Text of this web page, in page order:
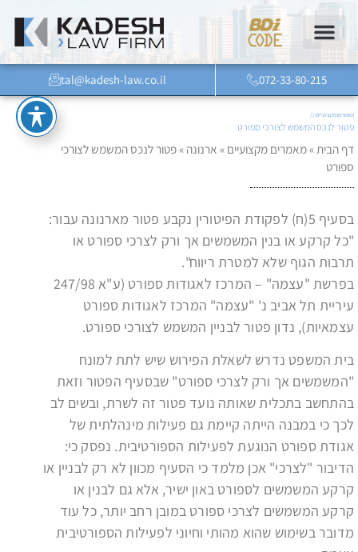
072-33-80-215
tal@kadesh-law.co.il
מאמרים מקצועיים //
פטור לנכס המשמש לצורכי ספורט
דף הבית »מאמרים מקצועיים » ארנונה »פטור לנכס המשמש לצורכי
ספורט
בסעיף 5(ח) לפקודת הפיטורין נקבע פטור מארנונה עבור:
"כל קרקע או בנין המשמשים אך ורק לצרכי ספורט או
תרבות הגוף שלא למטרת ריווח".
בפרשת "עצמה" – המרכז לאגודות ספורט (ע"א 247/98
עיריית תל אביב נ' "עצמה" המרכז לאגודות ספורט
עצמאיות), נדון פטור לבניין המשמש לצורכי ספורט.
בית המשפט נדרש לשאלת הפירוש שיש לתת למונח
"המשמשים אך ורק לצרכי ספורט" שבסעיף הפטור וזאת
בהתחשב בתכלית שאותה נועד פטור זה לשרת, ובשים לב
לכך כי במבנה הייתה קיימת גם פעילות מינהלתית של
אגודת ספורט הנוגעת לפעילות הספורטיבית. נפסק כי:
הדיבור "לצרכי" אכן מלמד כי הסעיף מכוון לא רק לבניין או
קרקע המשמשים לספורט באון ישיר, אלא גם לבנין או
קרקע המשמשים לצרכי ספורט במובן רחב יותר, כל עוד
מדובר בשימוש שהוא מהותי וחיוני לפעילות הספורטיבית